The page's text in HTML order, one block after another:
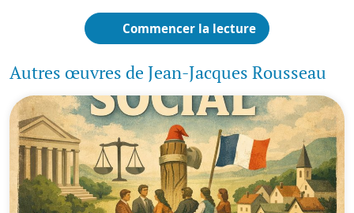
Commencer la lecture
Autres œuvres de Jean-Jacques Rousseau